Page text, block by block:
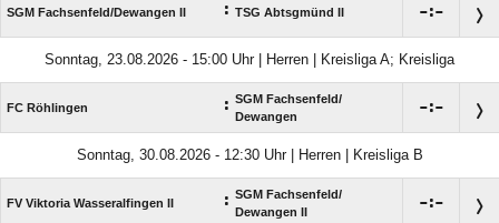
SGM Fachsenfeld/​Dewangen II : TSG Abtsgmünd II :
Sonntag, 23.08.2026 - 15:00 Uhr | Herren | Kreisliga A; Kreisliga
FC Röhlingen : SGM Fachsenfeld/​
Dewangen
:
Sonntag, 30.08.2026 - 12:30 Uhr | Herren | Kreisliga B
FV Viktoria Wasseralfingen II : SGM Fachsenfeld/​
Dewangen II
: